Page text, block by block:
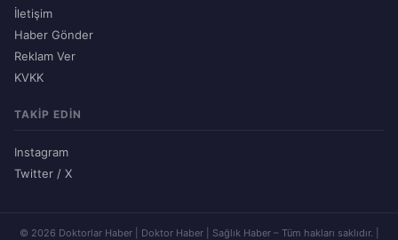
İletişim
Haber Gönder
Reklam Ver
KVKK
TAKIP EDIN
Instagram
Twitter / X
© 2026 Doktorlar Haber | Doktor Haber | Sağlık Haber – Tüm hakları saklıdır. |